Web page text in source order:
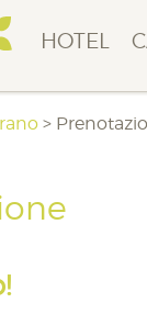
HOTEL
>